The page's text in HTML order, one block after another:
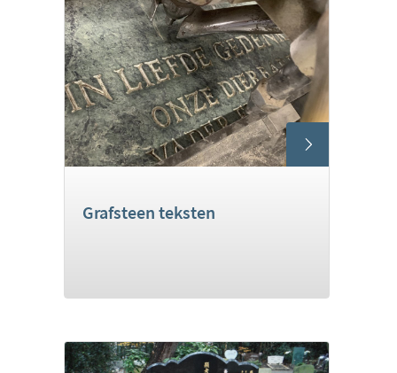
Grafsteen teksten